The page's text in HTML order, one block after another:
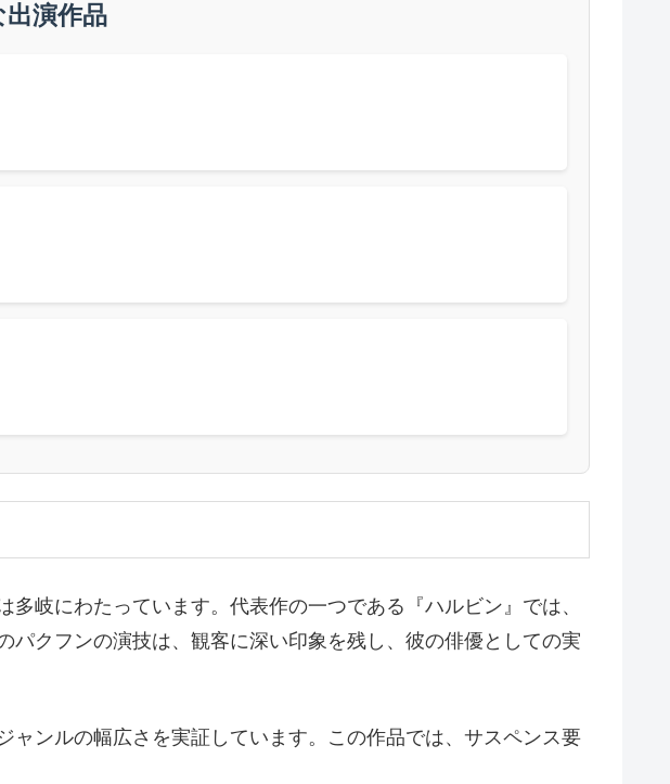
演作品
岐にわたっています。代表作の一つである『ハルビン』では、
クフンの演技は、観客に深い印象を残し、彼の俳優としての実
ャンルの幅広さを実証しています。この作品では、サスペンス要